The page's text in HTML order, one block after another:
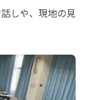
しや、現地の見